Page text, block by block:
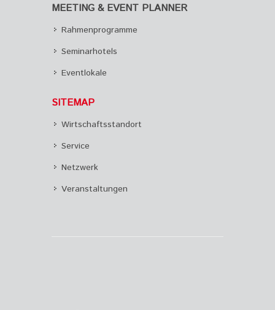
MEETING & EVENT PLANNER
Rahmenprogramme
Seminarhotels
Eventlokale
SITEMAP
Wirtschaftsstandort
Service
Netzwerk
Veranstaltungen